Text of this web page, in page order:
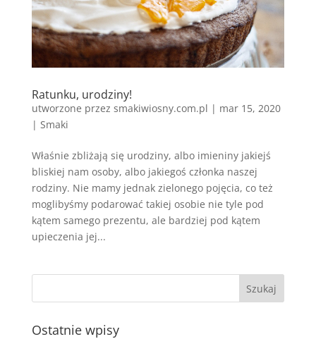
Ratunku, urodziny!
utworzone przez smakiwiosny.com.pl | mar 15, 2020
| Smaki
Właśnie zbliżają się urodziny, albo imieniny jakiejś
bliskiej nam osoby, albo jakiegoś członka naszej
rodziny. Nie mamy jednak zielonego pojęcia, co też
moglibyśmy podarować takiej osobie nie tyle pod
kątem samego prezentu, ale bardziej pod kątem
upieczenia jej...
Ostatnie wpisy